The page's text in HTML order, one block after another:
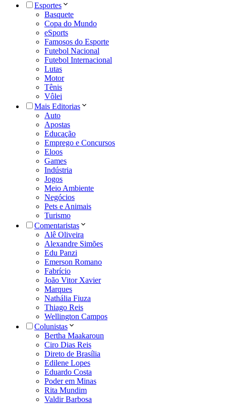
Esportes
Basquete
Copa do Mundo
eSports
Famosos do Esporte
Futebol Nacional
Futebol Internacional
Lutas
Motor
Tênis
Vôlei
Mais Editorias
Auto
Apostas
Educação
Emprego e Concursos
Eloos
Games
Indústria
Jogos
Meio Ambiente
Negócios
Pets e Animais
Turismo
Comentaristas
Alê Oliveira
Alexandre Simões
Edu Panzi
Emerson Romano
Fabrício
João Vitor Xavier
Marques
Nathália Fiuza
Thiago Reis
Wellington Campos
Colunistas
Bertha Maakaroun
Ciro Dias Reis
Direto de Brasília
Edilene Lopes
Eduardo Costa
Poder em Minas
Rita Mundim
Valdir Barbosa